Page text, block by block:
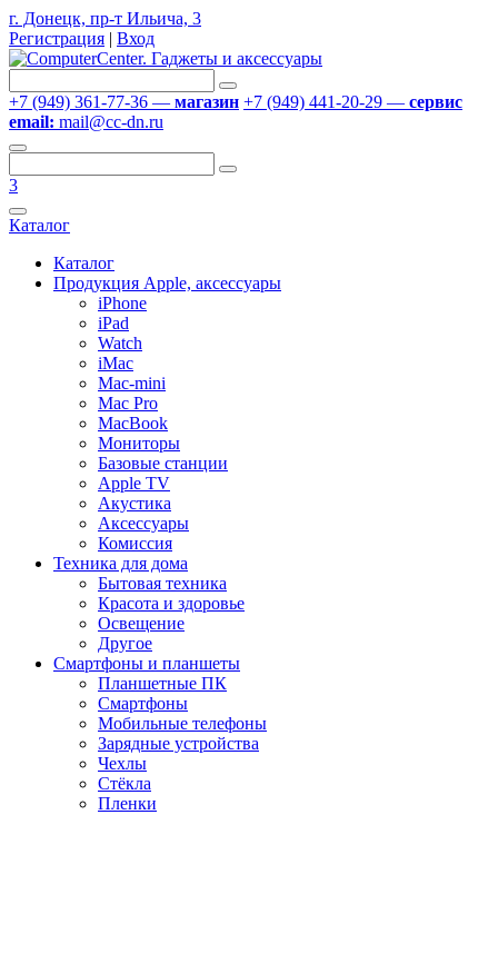
г. Донецк, пр-т Ильича, 3
Регистрация | Вход
+7 (949) 361-77-36 — магазин +7 (949) 441-20-29 — сервис
email: mail@cc-dn.ru
3
Каталог
Каталог
Продукция Apple, аксессуары
iPhone
iPad
Watch
iMac
Mac-mini
Mac Pro
MacBook
Мониторы
Базовые станции
Apple TV
Акустика
Аксессуары
Комиссия
Техника для дома
Бытовая техника
Красота и здоровье
Освещение
Другое
Смартфоны и планшеты
Планшетные ПК
Смартфоны
Мобильные телефоны
Зарядные устройства
Чехлы
Стёкла
Пленки